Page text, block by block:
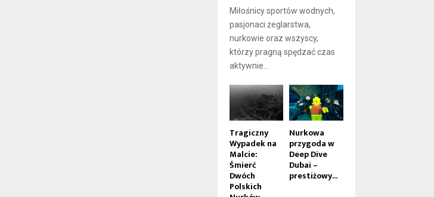
Miłośnicy sportów wodnych,
pasjonaci żeglarstwa,
nurkowie oraz wszyscy,
którzy pragną spędzać czas
aktywnie...
Tragiczny
Wypadek na
Malcie:
Śmierć
Dwóch
Polskich
Nurkowa
przygoda w
Deep Dive
Dubai –
prestiżowy...